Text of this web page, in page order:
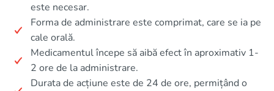
este necesar.
Forma de administrare este comprimat, care se ia pe
cale orală.
Medicamentul începe să aibă efect în aproximativ 1-
2 ore de la administrare.
Durata de acțiune este de 24 de ore, permițând o